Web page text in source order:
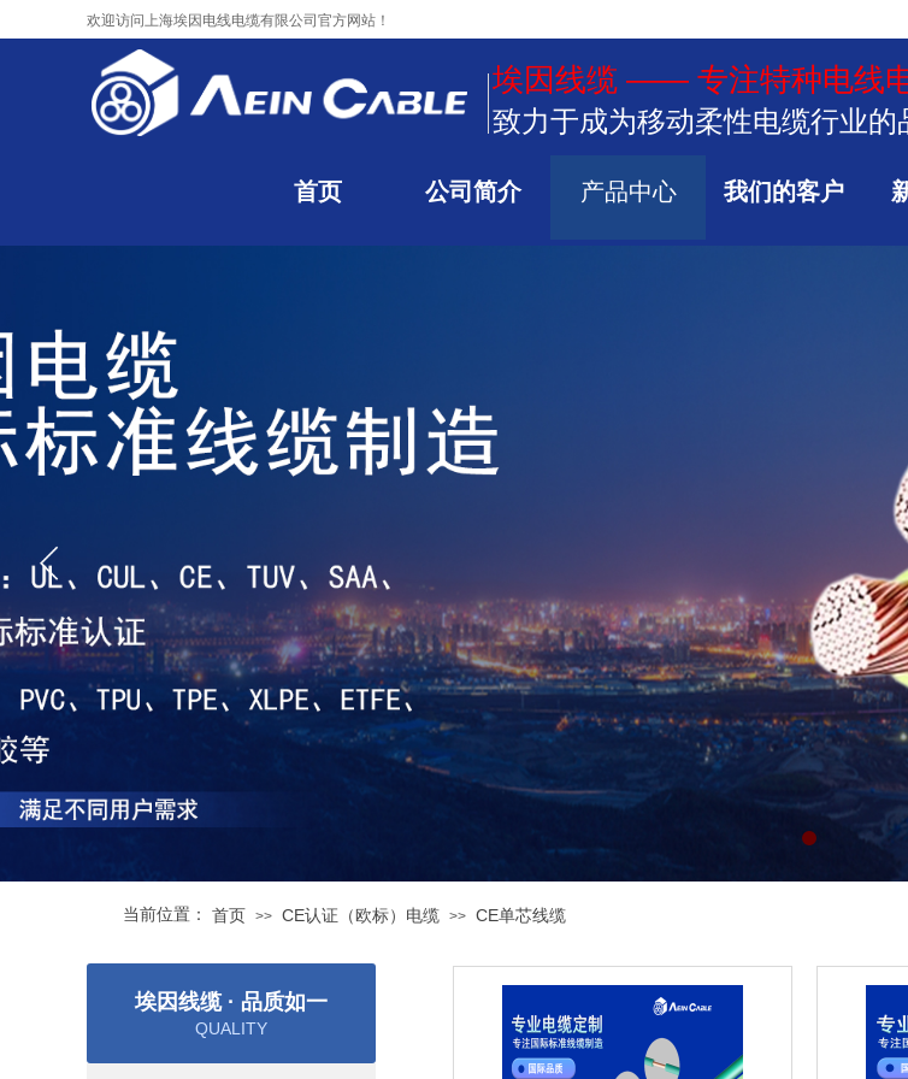
欢迎访问上海埃因电线电缆有限公司官方网站！
埃因线缆 —— 专注特种电线
致力于成为移动柔性电缆行业的
首页 公司简介 产品中心 我们的客户
工业用缆 铸
德国优质原材料，强度大、
我们所有的材料都是
首页 >> CE认证（欧标）电缆 >> CE单芯线缆
当前位置：
埃因线缆 · 品质如一
QUALITY